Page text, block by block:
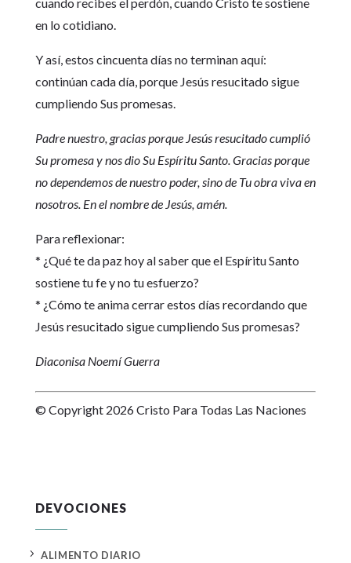
en lo cotidiano.
Y así, estos cincuenta días no terminan aquí:
continúan cada día, porque Jesús resucitado sigue
cumpliendo Sus promesas.
Padre nuestro, gracias porque Jesús resucitado cumplió
Su promesa y nos dio Su Espíritu Santo. Gracias porque
no dependemos de nuestro poder, sino de Tu obra viva en
nosotros. En el nombre de Jesús, amén.
Para reflexionar:
* ¿Qué te da paz hoy al saber que el Espíritu Santo
sostiene tu fe y no tu esfuerzo?
* ¿Cómo te anima cerrar estos días recordando que
Jesús resucitado sigue cumpliendo Sus promesas?
Diaconisa Noemí Guerra
© Copyright 2026 Cristo Para Todas Las Naciones
DEVOCIONES
5 ALIMENTO DIARIO